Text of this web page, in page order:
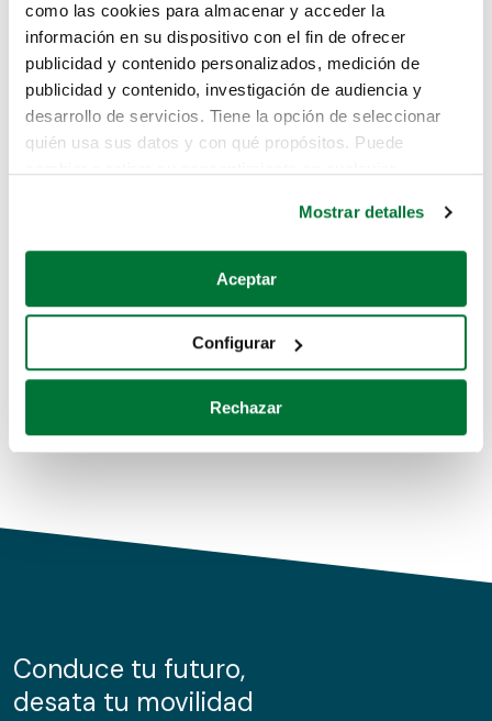
como las cookies para almacenar y acceder la
información en su dispositivo con el fin de ofrecer
publicidad y contenido personalizados, medición de
publicidad y contenido, investigación de audiencia y
desarrollo de servicios. Tiene la opción de seleccionar
quién usa sus datos y con qué propósitos. Puede
Si lo permite, también quisiéramos:
Recopilar información sobre su ubicación geográfica
Identificar su dispositivo analizándolo activamente
para buscar características específicas (huellas
Obtenga más información sobre cómo se procesan sus
de cookies.
información sobre el uso que haga del sitio web con
nuestros partners de redes sociales, publicidad y análisis
Mostrar detalles
Aceptar
Configurar
Rechazar
Lo sentimos, no sabemos como
te hemos traido hasta aquí.
Pero puedes encontrar el coche que estás
buscando en alguno de estos enlaces:
Coches de segunda mano
Coches de km0
Conduce tu futuro,
desata tu movilidad